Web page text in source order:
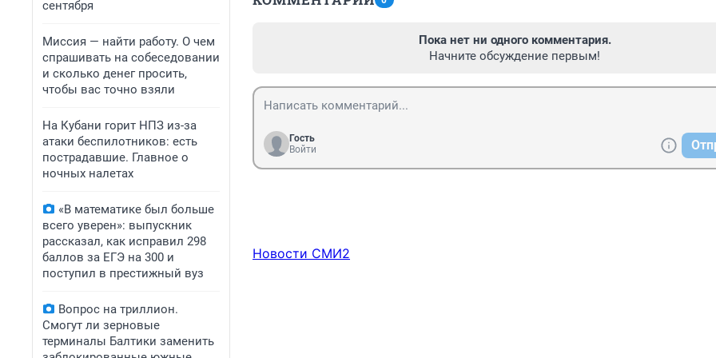
сентября
Миссия — найти работу. О чем
спрашивать на собеседовании
и сколько денег просить,
чтобы вас точно взяли
На Кубани горит НПЗ из-за
атаки беспилотников: есть
пострадавшие. Главное о
ночных налетах
«В математике был больше
всего уверен»: выпускник
рассказал, как исправил 298
баллов за ЕГЭ на 300 и
поступил в престижный вуз
Вопрос на триллион.
Смогут ли зерновые
терминалы Балтики заменить
Пока нет ни одного комментария.
Начните обсуждение первым!
Гость
Войти
Новости СМИ2